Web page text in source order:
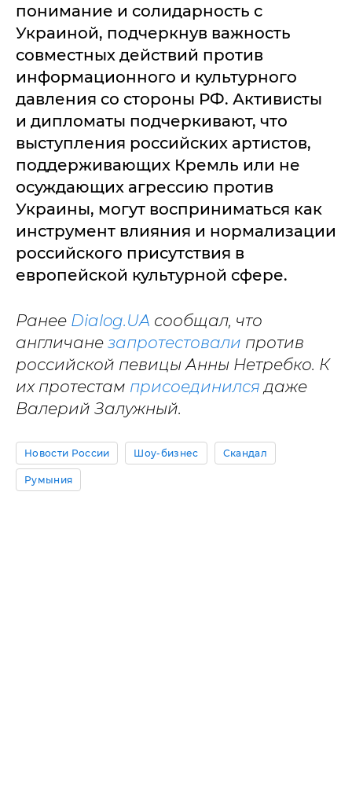
понимание и солидарность с
Украиной, подчеркнув важность
совместных действий против
информационного и культурного
давления со стороны РФ. Активисты
и дипломаты подчеркивают, что
выступления российских артистов,
поддерживающих Кремль или не
осуждающих агрессию против
Украины, могут восприниматься как
инструмент влияния и нормализации
российского присутствия в
европейской культурной сфере.
Ранее Dialog.UA сообщал, что
англичане запротестовали против
российской певицы Анны Нетребко. К
их протестам присоединился даже
Валерий Залужный.
Новости России Шоу-бизнес Скандал
Румыния